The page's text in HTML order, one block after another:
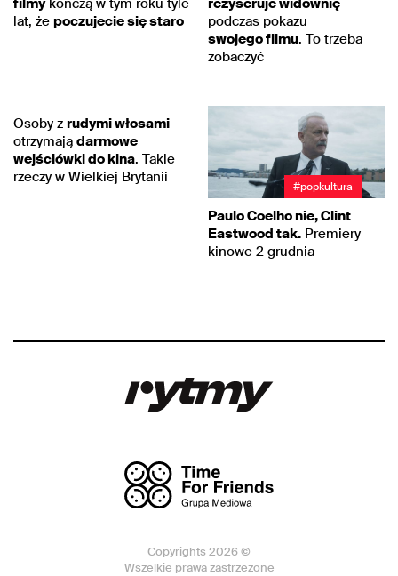
filmykończą w tym roku tyle
lat, że poczujecie się staro
reżyseruje widownię
podczas pokazu
swojego filmu. To trzeba
zobaczyć
Osoby z rudymi włosami
otrzymają darmowe
wejściówki do kina. Takie
rzeczy w Wielkiej Brytanii
#popkultura
Paulo Coelho nie, Clint
Eastwood tak. Premiery
kinowe 2 grudnia
Copyrights 2026 ©
Wszelkie prawa zastrzeżone